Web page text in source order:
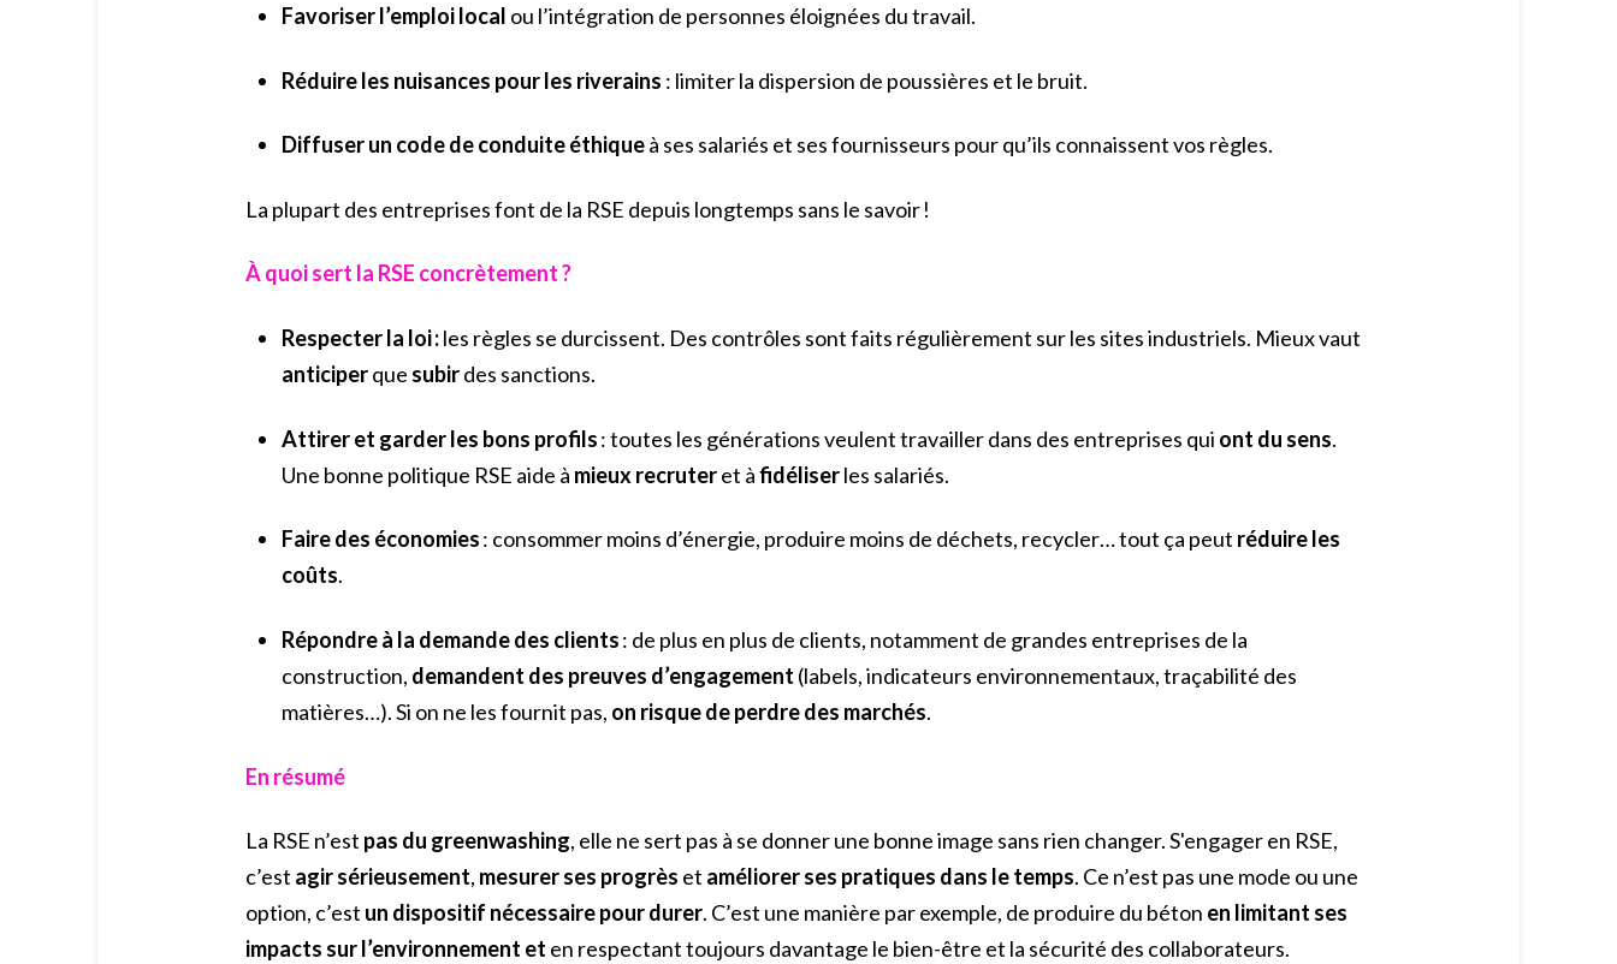
Favoriser l’emploi local ou l’intégration de personnes éloignées du travail.
Réduire les nuisances pour les riverains : limiter la dispersion de poussières et le bruit.
Diffuser un code de conduite éthiqueà ses salariés et ses fournisseurs pour qu’ils connaissent vos règles.
La plupart des entreprises font de la RSE depuis longtemps sans le savoir !
À quoi sert la RSE concrètement ?
Respecter la loi :les règles se durcissent. Des contrôles sont faits régulièrement sur les sites industriels. Mieux vaut
anticiperque subirdes sanctions.
Attirer et garder les bons profils: toutes les générations veulent travailler dans des entreprises qui ont du sens.
Une bonne politique RSE aide à mieux recruteret àfidéliserles salariés.
Faire des économies: consommer moins d’énergie, produire moins de déchets, recycler… tout ça peut réduire les
coûts.
Répondre à la demande des clients: de plus en plus de clients, notamment de grandes entreprises de la
construction, demandent des preuves d’engagement (labels, indicateurs environnementaux, traçabilité des
matières…). Si on ne les fournit pas, on risque de perdre des marchés.
En résumé
La RSE n’est pas du greenwashing, elle ne sert pas à se donner une bonne image sans rien changer. S'engager en RSE,
c’est agir sérieusement, mesurer ses progrès et améliorer ses pratiques dans le temps. Ce n’est pas une mode ou une
option, c’est un dispositif nécessaire pour durer. C’est une manière par exemple, de produire du béton en limitant ses
impacts sur l’environnement et en respectant toujours davantage le bien-être et la sécurité des collaborateurs.